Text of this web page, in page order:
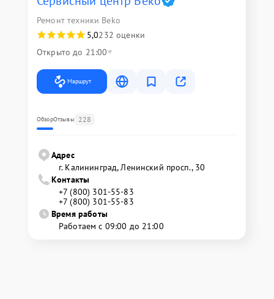
Ремонт техники Beko
5,0232 оценки
Открыто до 21:00
Маршрут
ОбзорОтзывы 228
Адрес
г. Калининград, Ленинский просп., 30
Контакты
+7 (800) 301-55-83
+7 (800) 301-55-83
Время работы
Работаем с 09:00 до 21:00